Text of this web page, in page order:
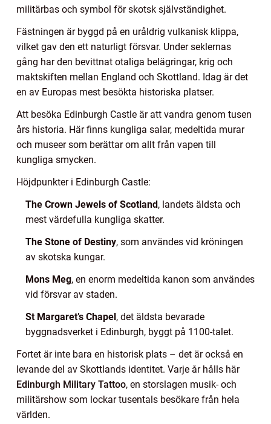
militärbas och symbol för skotsk självständighet.
Fästningen är byggd på en uråldrig vulkanisk klippa,
vilket gav den ett naturligt försvar. Under seklernas
gång har den bevittnat otaliga belägringar, krig och
maktskiften mellan England och Skottland. Idag är det
en av Europas mest besökta historiska platser.
Att besöka Edinburgh Castle är att vandra genom tusen
års historia. Här finns kungliga salar, medeltida murar
och museer som berättar om allt från vapen till
kungliga smycken.
Höjdpunkter i Edinburgh Castle:
The Crown Jewels of Scotland, landets äldsta och
mest värdefulla kungliga skatter.
The Stone of Destiny, som användes vid kröningen
av skotska kungar.
Mons Meg, en enorm medeltida kanon som användes
vid försvar av staden.
St Margaret’s Chapel, det äldsta bevarade
byggnadsverket i Edinburgh, byggt på 1100-talet.
Fortet är inte bara en historisk plats – det är också en
levande del av Skottlands identitet. Varje år hålls här
Edinburgh Military Tattoo, en storslagen musik- och
militärshow som lockar tusentals besökare från hela
världen.